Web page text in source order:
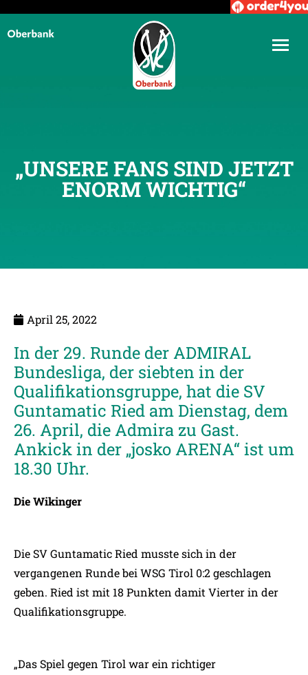
„UNSERE FANS SIND JETZT
ENORM WICHTIG“
April 25, 2022
In der 29. Runde der ADMIRAL
Bundesliga, der siebten in der
Qualifikationsgruppe, hat die SV
Guntamatic Ried am Dienstag, dem
26. April, die Admira zu Gast.
Ankick in der „josko ARENA“ ist um
18.30 Uhr.
Die Wikinger
Die SV Guntamatic Ried musste sich in der
vergangenen Runde bei WSG Tirol 0:2 geschlagen
geben. Ried ist mit 18 Punkten damit Vierter in der
Qualifikationsgruppe.
„Das Spiel gegen Tirol war ein richtiger